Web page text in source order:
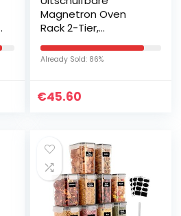
Magnetron Oven
Rack 2-Tier,
Oven Organizer Unit-
65cmx36cmx46…
Already Sold: 86%
€45.60